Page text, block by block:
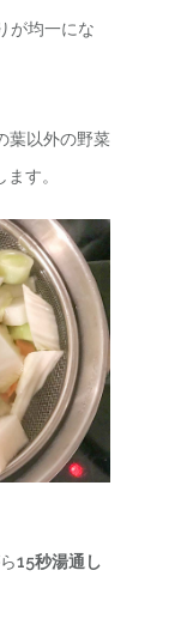
が均一にな
葉以外の野菜
ます。
15秒湯通し